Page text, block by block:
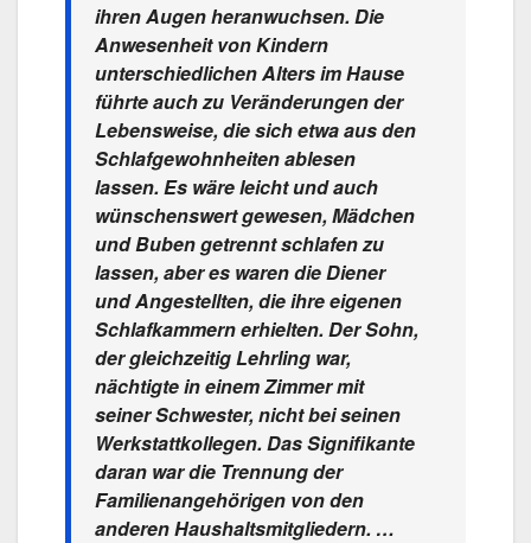
ihren Augen heranwuchsen. Die
Anwesenheit von Kindern
unterschiedlichen Alters im Hause
führte auch zu Veränderungen der
Lebensweise, die sich etwa aus den
Schlafgewohnheiten ablesen
lassen. Es wäre leicht und auch
wünschenswert gewesen, Mädchen
und Buben getrennt schlafen zu
lassen, aber es waren die Diener
und Angestellten, die ihre eigenen
Schlafkammern erhielten. Der Sohn,
der gleichzeitig Lehrling war,
nächtigte in einem Zimmer mit
seiner Schwester, nicht bei seinen
Werkstattkollegen. Das Signifikante
daran war die Trennung der
Familienangehörigen von den
anderen Haushaltsmitgliedern. …